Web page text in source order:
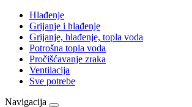
Hlađenje
Grijanje i hlađenje
Grijanje, hlađenje, topla voda
Potrošna topla voda
Pročišćavanje zraka
Ventilacija
Sve potrebe
Navigacija